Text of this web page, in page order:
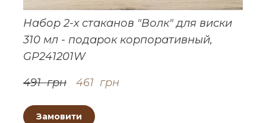
Набор 2-х стаканов "Волк" для виски
310 мл - подарок корпоративный,
GP241201W
491  грн
461  грн
Замовити